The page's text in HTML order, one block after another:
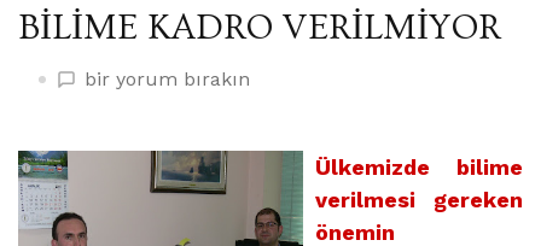
BİLİME KADRO VERİLMİYOR
BİLİME
üzerine
bir yorum bırakın
Ülkemizde bilime
verilmesi gereken
önemin